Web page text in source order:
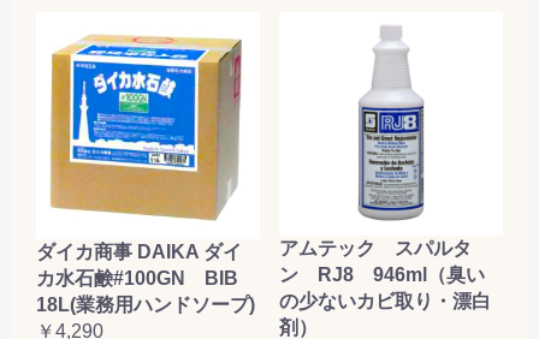
ダイカ商事 DAIKA ダイ
カ水石鹸#100GN BIB
18L(業務用ハンドソープ)
￥4,290
アムテック スパルタ
ン RJ8 946ml（臭い
の少ないカビ取り・漂白
剤）